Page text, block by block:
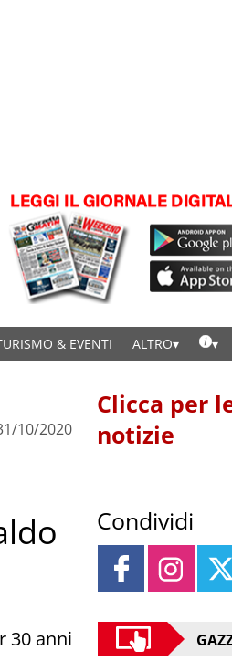
& EVENTI ALTRO
10/2020
30 anni
Clicca per
notizie
Condividi